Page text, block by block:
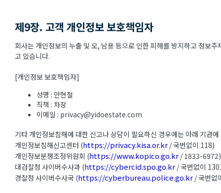
제9장. 고객 개인정보 보호책임자
회사는 개인정보의 누출 및 오, 남용 등으로 인한 피해를 방지하고 정보
고 있습니다.
[개인정보 보호책임자]
성명 : 안현철
직책 : 차장
이메일 : privacy@yidoestate.com
기타 개인정보침해에 대한 신고나 상담이 필요하신 경우에는 아래 기관
개인정보침해신고센터 (https://privacy.kisa.or.kr / 국번없이 118)
개인정보분쟁조정위원회 (https://www.kopico.go.kr / 1833-6972)
대검찰청 사이버수사과 (https://cybercid.spo.go.kr / 국번없이
경찰청 사이버수사국 (https://cyberbureau.police.go.kr / 국번없